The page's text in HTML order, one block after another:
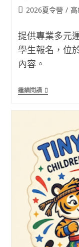
Post2026夏令營 /
提供專業多元
學生報名，位
內容。
繼續閱讀2026
拓
能
夏
令
營
(TS
Sports
拓
翔
運
動)